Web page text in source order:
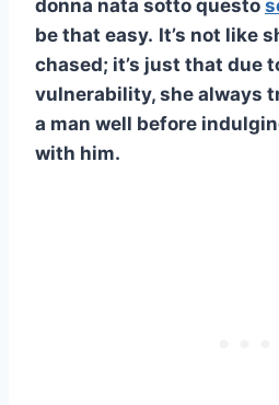
donna nata sotto questo
be that easy. It’s not like
chased; it’s just that due
vulnerability, she always
a man well before
with him.